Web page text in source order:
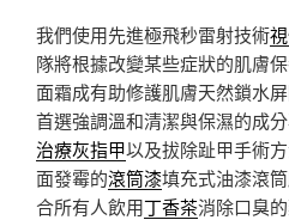
我們使用先進極飛秒雷射技術
隊將根據改變某些症狀的肌膚
面霜成有助修護肌膚天然鎖水
首選強調溫和清潔與保濕的成
治療灰指甲以及拔除趾甲手術
面發霉的滾筒漆填充式油漆滾
合所有人飲用丁香茶消除口臭